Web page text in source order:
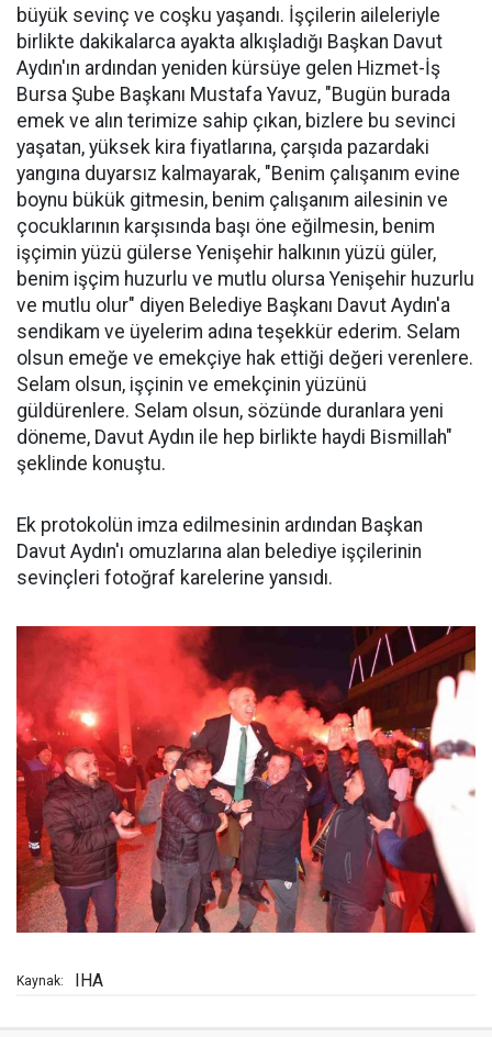
büyük sevinç ve coşku yaşandı. İşçilerin aileleriyle
birlikte dakikalarca ayakta alkışladığı Başkan Davut
Aydın'ın ardından yeniden kürsüye gelen Hizmet-İş
Bursa Şube Başkanı Mustafa Yavuz, "Bugün burada
emek ve alın terimize sahip çıkan, bizlere bu sevinci
yaşatan, yüksek kira fiyatlarına, çarşıda pazardaki
yangına duyarsız kalmayarak, "Benim çalışanım evine
boynu bükük gitmesin, benim çalışanım ailesinin ve
çocuklarının karşısında başı öne eğilmesin, benim
işçimin yüzü gülerse Yenişehir halkının yüzü güler,
benim işçim huzurlu ve mutlu olursa Yenişehir huzurlu
ve mutlu olur" diyen Belediye Başkanı Davut Aydın'a
sendikam ve üyelerim adına teşekkür ederim. Selam
olsun emeğe ve emekçiye hak ettiği değeri verenlere.
Selam olsun, işçinin ve emekçinin yüzünü
güldürenlere. Selam olsun, sözünde duranlara yeni
döneme, Davut Aydın ile hep birlikte haydi Bismillah"
şeklinde konuştu.
Ek protokolün imza edilmesinin ardından Başkan
Davut Aydın'ı omuzlarına alan belediye işçilerinin
sevinçleri fotoğraf karelerine yansıdı.
Kaynak: IHA